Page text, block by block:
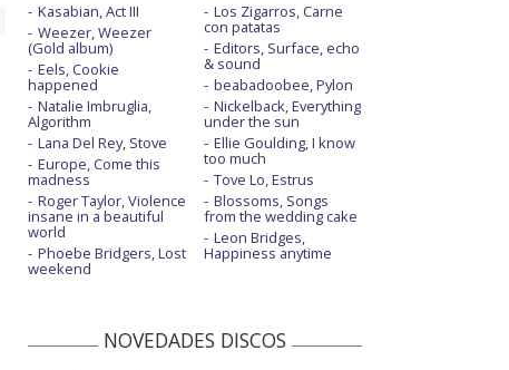
Kasabian, Act III
Weezer, Weezer
(Gold album)
Eels, Cookie
happened
Natalie Imbruglia,
Algorithm
Lana Del Rey, Stove
Europe, Come this
madness
Roger Taylor, Violence
insane in a beautiful
world
Phoebe Bridgers, Lost
weekend
Los Zigarros, Carne
con patatas
Editors, Surface, echo
& sound
beabadoobee, Pylon
Nickelback, Everything
under the sun
Ellie Goulding, I know
too much
Tove Lo, Estrus
Blossoms, Songs
from the wedding cake
Leon Bridges,
Happiness anytime
NOVEDADES DISCOS